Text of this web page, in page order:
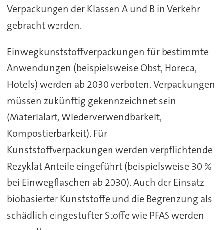
Verpackungen der Klassen A und B in Verkehr
gebracht werden.
Einwegkunststoffverpackungen für bestimmte
Anwendungen (beispielsweise Obst, Horeca,
Hotels) werden ab 2030 verboten. Verpackungen
müssen zukünftig gekennzeichnet sein
(Materialart, Wiederverwendbarkeit,
Kompostierbarkeit). Für
Kunststoffverpackungen werden verpflichtende
Rezyklat Anteile eingeführt (beispielsweise 30 %
bei Einwegflaschen ab 2030). Auch der Einsatz
biobasierter Kunststoffe und die Begrenzung als
schädlich eingestufter Stoffe wie PFAS werden